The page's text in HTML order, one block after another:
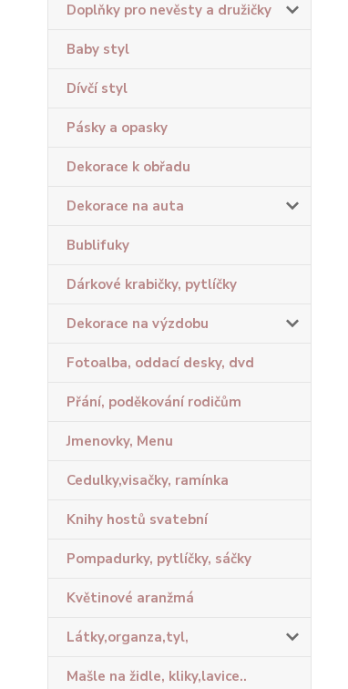
Doplňky pro nevěsty a družičky
Baby styl
Dívčí styl
Pásky a opasky
Dekorace k obřadu
Dekorace na auta
Bublifuky
Dárkové krabičky, pytlíčky
Dekorace na výzdobu
Fotoalba, oddací desky, dvd
Přání, poděkování rodičům
Jmenovky, Menu
Cedulky,visačky, ramínka
Knihy hostů svatební
Pompadurky, pytlíčky, sáčky
Květinové aranžmá
Látky,organza,tyl,
Mašle na židle, kliky,lavice..